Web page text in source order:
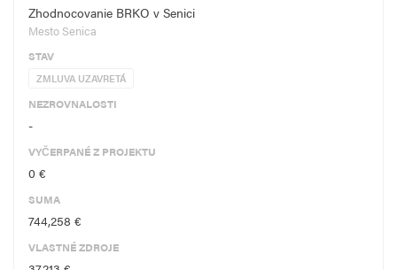
Zhodnocovanie BRKO v Senici
Mesto Senica
STAV
ZMLUVA UZAVRETÁ
NEZROVNALOSTI
-
VYČERPANÉ Z PROJEKTU
0 €
SUMA
744,258 €
VLASTNÉ ZDROJE